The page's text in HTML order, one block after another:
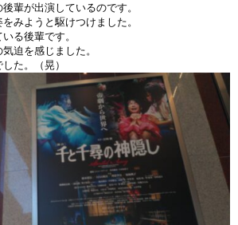
輩が出演しているのです。
みようと駆けつけました。
る後輩です。
迫を感じました。
た。（晃）